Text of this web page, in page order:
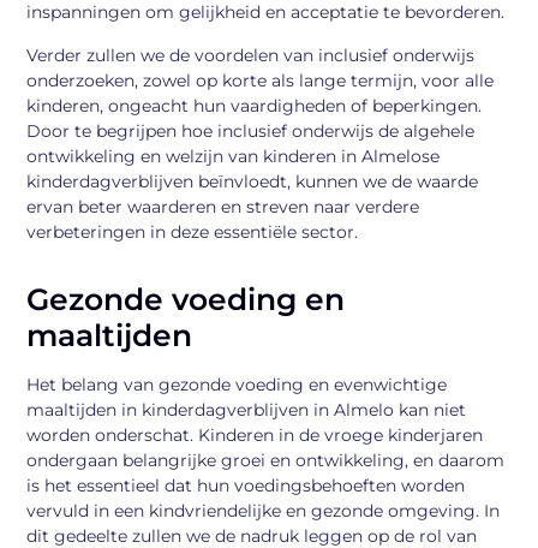
inspanningen om gelijkheid en acceptatie te bevorderen.
Verder zullen we de voordelen van inclusief onderwijs
onderzoeken, zowel op korte als lange termijn, voor alle
kinderen, ongeacht hun vaardigheden of beperkingen.
Door te begrijpen hoe inclusief onderwijs de algehele
ontwikkeling en welzijn van kinderen in Almelose
kinderdagverblijven beïnvloedt, kunnen we de waarde
ervan beter waarderen en streven naar verdere
verbeteringen in deze essentiële sector.
Gezonde voeding en
maaltijden
Het belang van gezonde voeding en evenwichtige
maaltijden in kinderdagverblijven in Almelo kan niet
worden onderschat. Kinderen in de vroege kinderjaren
ondergaan belangrijke groei en ontwikkeling, en daarom
is het essentieel dat hun voedingsbehoeften worden
vervuld in een kindvriendelijke en gezonde omgeving. In
dit gedeelte zullen we de nadruk leggen op de rol van